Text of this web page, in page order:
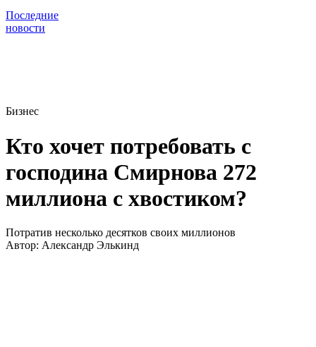
Последние
новости
Бизнес
Кто хочет потребовать с
господина Смирнова 272
миллиона с хвостиком?
Потратив несколько десятков своих миллионов
Автор: Александр Элькинд